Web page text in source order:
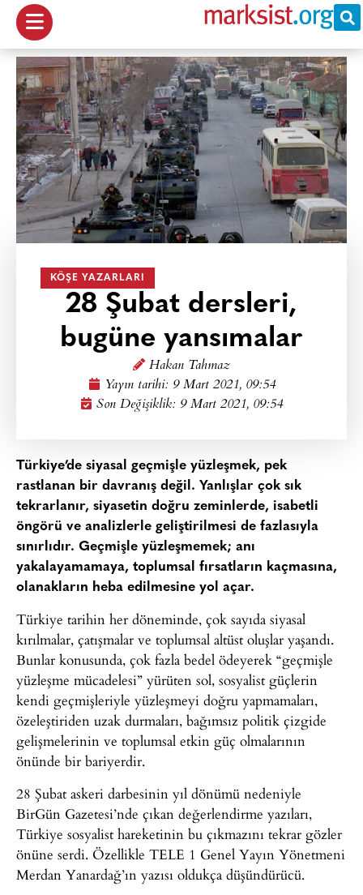
KÖŞE YAZARLARI
28 Şubat dersleri,
bugüne yansımalar
Hakan Tahmaz
Yayın tarihi: 9 Mart 2021, 09:54
Son Değişiklik: 9 Mart 2021, 09:54
Türkiye’de siyasal geçmişle yüzleşmek, pek
rastlanan bir davranış değil. Yanlışlar çok sık
tekrarlanır, siyasetin doğru zeminlerde, isabetli
öngörü ve analizlerle geliştirilmesi de fazlasıyla
sınırlıdır. Geçmişle yüzleşmemek; anı
yakalayamamaya, toplumsal fırsatların kaçmasına,
olanakların heba edilmesine yol açar.
Türkiye tarihin her döneminde, çok sayıda siyasal
kırılmalar, çatışmalar ve toplumsal altüst oluşlar yaşandı.
Bunlar konusunda, çok fazla bedel ödeyerek “geçmişle
yüzleşme mücadelesi” yürüten sol, sosyalist güçlerin
kendi geçmişleriyle yüzleşmeyi doğru yapmamaları,
özeleştiriden uzak durmaları, bağımsız politik çizgide
gelişmelerinin ve toplumsal etkin güç olmalarının
önünde bir bariyerdir.
28 Şubat askeri darbesinin yıl dönümü nedeniyle
BirGün Gazetesi’nde çıkan değerlendirme yazıları,
Türkiye sosyalist hareketinin bu çıkmazını tekrar gözler
önüne serdi. Özellikle TELE 1 Genel Yayın Yönetmeni
Merdan Yanardağ’ın yazısı oldukça düşündürücü.